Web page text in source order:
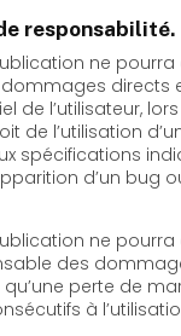
responsabilité.
ne pourra
directs
de l’utilisateur,
de l’utilisation
spécifications
d’un bug
ne
des
à